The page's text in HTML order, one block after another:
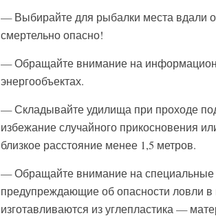
— Выбирайте для рыбалки места вдали
смертельно опасно!
— Обращайте внимание на
энергообъектах.
— Складывайте удилища при проходе
избежание случайного прикосновения
близкое расстояние менее 1,5 метров.
— Обращайте внимание на специальные
предупреждающие об опасности ловли
изготавливаются из углепластика —